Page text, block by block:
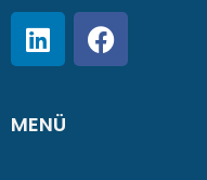
MENÜ